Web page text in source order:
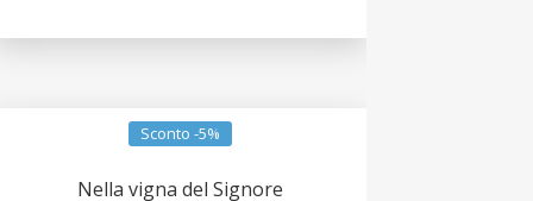
Sconto -5%
Nella vigna del Signore